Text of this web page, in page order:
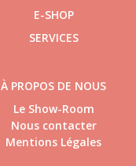
E-SHOP
SERVICES
À PROPOS DE NOUS
Le Show-Room
Nous contacter
Mentions Légales